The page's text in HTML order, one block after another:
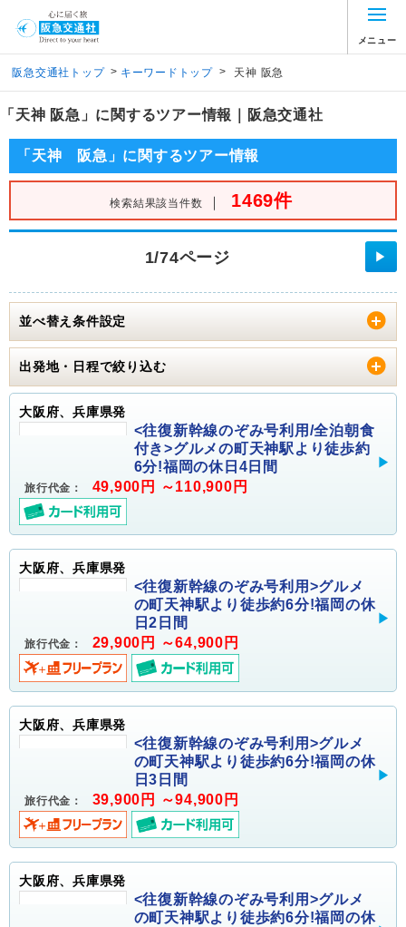
メニュー
阪急交通社トップ > キーワードトップ > 天神 阪急
「天神 阪急」に関するツアー情報｜阪急交通社
「天神 阪急」に関するツアー情報
検索結果該当件数 ｜ 1469件
1/74ページ ▶
並べ替え条件設定
出発地・日程で絞り込む
大阪府、兵庫県発
<往復新幹線のぞみ号利用/全泊朝食
付き>グルメの町天神駅より徒歩約
6分!福岡の休日4日間
旅行代金： 49,900円 ～110,900円
大阪府、兵庫県発
<往復新幹線のぞみ号利用>グルメ
の町天神駅より徒歩約6分!福岡の休
日2日間
旅行代金： 29,900円 ～64,900円
大阪府、兵庫県発
<往復新幹線のぞみ号利用>グルメ
の町天神駅より徒歩約6分!福岡の休
日3日間
旅行代金： 39,900円 ～94,900円
大阪府、兵庫県発
<往復新幹線のぞみ号利用>グルメ
の町天神駅より徒歩約6分!福岡の休